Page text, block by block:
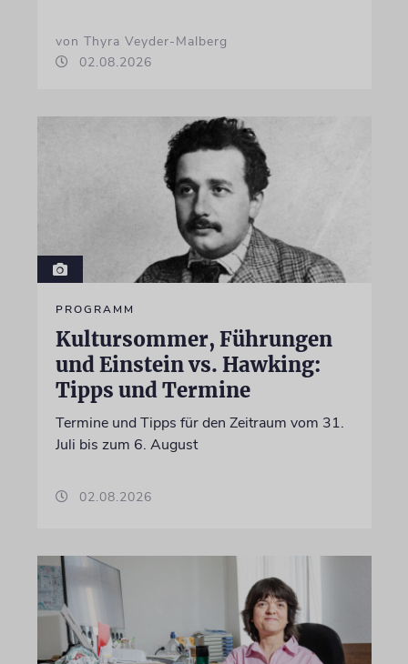
von Thyra Veyder-Malberg
02.08.2026
PROGRAMM
Kultursommer, Führungen
und Einstein vs. Hawking:
Tipps und Termine
Termine und Tipps für den Zeitraum vom 31.
Juli bis zum 6. August
02.08.2026